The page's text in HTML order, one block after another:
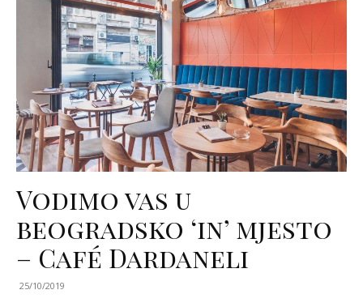
Vodimo vas u
beogradsko ‘in’ mjesto
– Café Dardaneli
25/10/2019